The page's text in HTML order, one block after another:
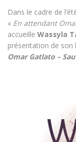
Dans le cadre de
« En attendant
accueille Wassyla
présentation de son
Omar Gatlato –